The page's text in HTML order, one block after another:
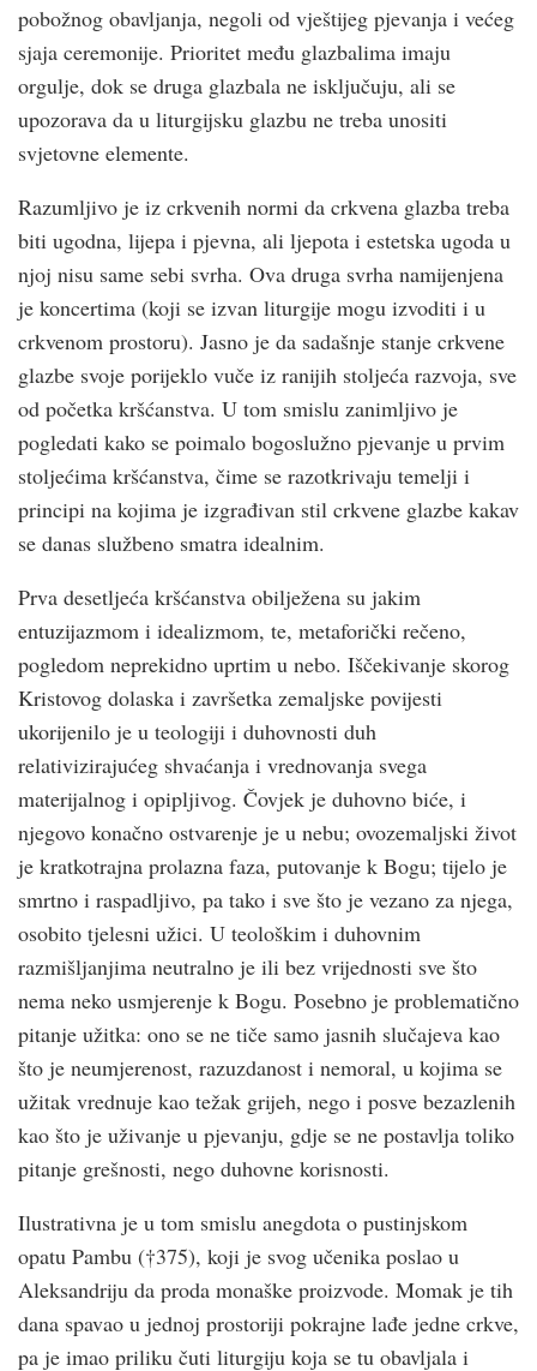
pobožnog obavljanja, negoli od vještijeg pjevanja i većeg
sjaja ceremonije. Prioritet među glazbalima imaju
orgulje, dok se druga glazbala ne isključuju, ali se
upozorava da u liturgijsku glazbu ne treba unositi
svjetovne elemente.
Razumljivo je iz crk­venih normi da crk­vena glazba treba
biti ugodna, lijepa i pjevna, ali ljepota i estetska ugoda u
njoj nisu same sebi svrha. Ova druga svrha namijenjena
je koncertima (koji se izvan liturgije mogu izvoditi i u
crk­venom prostoru). Jasno je da sadašnje stanje crk­vene
glazbe svoje porijeklo vuče iz ranijih stoljeća razvoja, sve
od početka krš­ćanstva. U tom smislu zanimljivo je
pogledati kako se poimalo bogoslužno pjevanje u prvim
stoljećima krš­ćanstva, čime se razotkrivaju temelji i
principi na kojima je izgrađivan stil crk­vene glazbe kakav
se danas službeno smatra idealnim.
Prva desetljeća krš­ćanstva obilježena su jakim
entuzijazmom i idealizmom, te, metaforički rečeno,
pogledom neprekidno uprtim u nebo. Iščekivanje skorog
Kristovog dolaska i završetka zemaljske povijesti
ukorijenilo je u teologiji i duhovnosti duh
relativizirajućeg shvaćanja i vrednovanja svega
materijalnog i opipljivog. Čovjek je duhovno biće, i
njegovo konačno ostvarenje je u nebu; ovozemaljski život
je kratkotrajna prolazna faza, putovanje k Bogu; tijelo je
smrtno i raspadljivo, pa tako i sve što je vezano za njega,
osobito tjelesni užici. U teološkim i duhovnim
razmišljanjima neutralno je ili bez vrijednosti sve što
nema neko usmjerenje k Bogu. Posebno je problematično
pitanje užitka: ono se ne tiče samo jasnih slučajeva kao
što je neumjerenost, razuzdanost i nemoral, u kojima se
užitak vrednuje kao težak grijeh, nego i posve bezazlenih
kao što je uživanje u pjevanju, gdje se ne postavlja toliko
pitanje grešnosti, nego duhovne korisnosti.
Ilustrativna je u tom smislu anegdota o pustinjskom
opatu Pambu (†375), koji je svog učenika poslao u
Aleksandriju da proda monaške proizvode. Momak je tih
dana spavao u jednoj prostoriji pokrajne lađe jedne crk­ve,
pa je imao priliku čuti liturgiju koja se tu obavljala i